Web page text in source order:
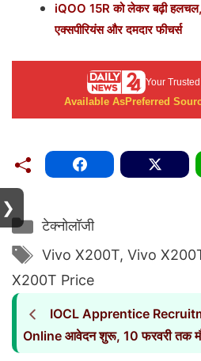
iQOO 15R को लेकर बढ़ी
एक्सपीरियंस और दमदार फीचर्स
Your
Available AsPreferred
Categories
टेक्नोलॉजी
Tags
Vivo X200T, Vivo
X200T Price
IOCL Apprentice
Online आवेदन शुरू, 10 फरवरी तक
❯